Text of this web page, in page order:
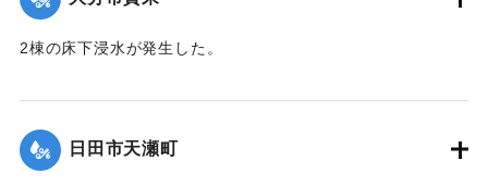
2棟の床下浸水が発生した。
2020/7/6｜固有コード:
日田市天瀬町